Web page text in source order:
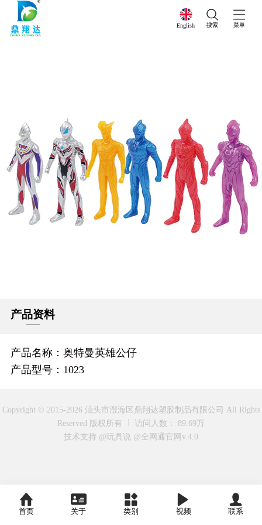
首页 关于 类别 视频 联系
English 搜索 菜单
产品资料
产品名称：奥特曼英雄公仔
产品型号：1023
Copyright © 2015-2026 汕头市澄海区鼎翔达塑胶制品有限公司 All Rights
Reserved 版权所有
访问人数： 89.69万
技术支持 @玩具说 @全网通官网v.4.0